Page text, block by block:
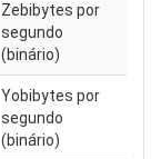
Zebibytes por
segundo
(binário)
Yobibytes por
segundo
(binário)